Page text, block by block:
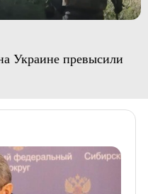
Украине превысили